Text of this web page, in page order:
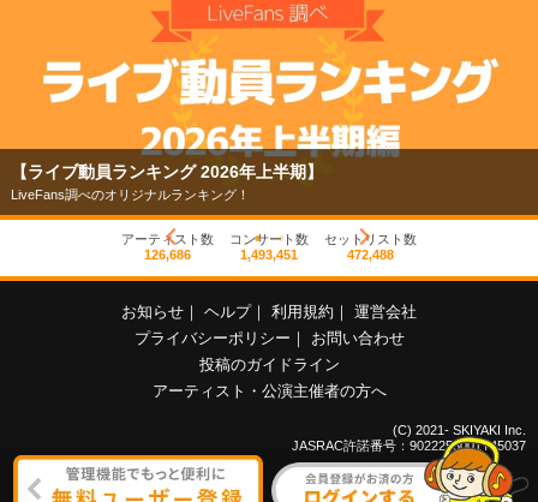
【ライブ動員ランキング 2026年上半期】
LiveFans調べのオリジナルランキング！
アーティスト数
126,686
コンサート数
1,493,451
セットリスト数
472,488
お知らせ ｜ ヘルプ｜ 利用規約 ｜ 運営会社
プライバシーポリシー ｜
お問い合わせ
投稿のガイドライン
アーティスト・公演主催者の方へ
(C) 2021- SKIYAKI Inc.
JASRAC許諾番号：9022255001Y45037